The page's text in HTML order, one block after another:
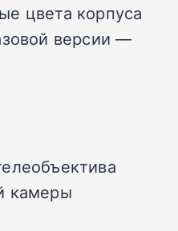
цвета корпуса
версии —
камеры